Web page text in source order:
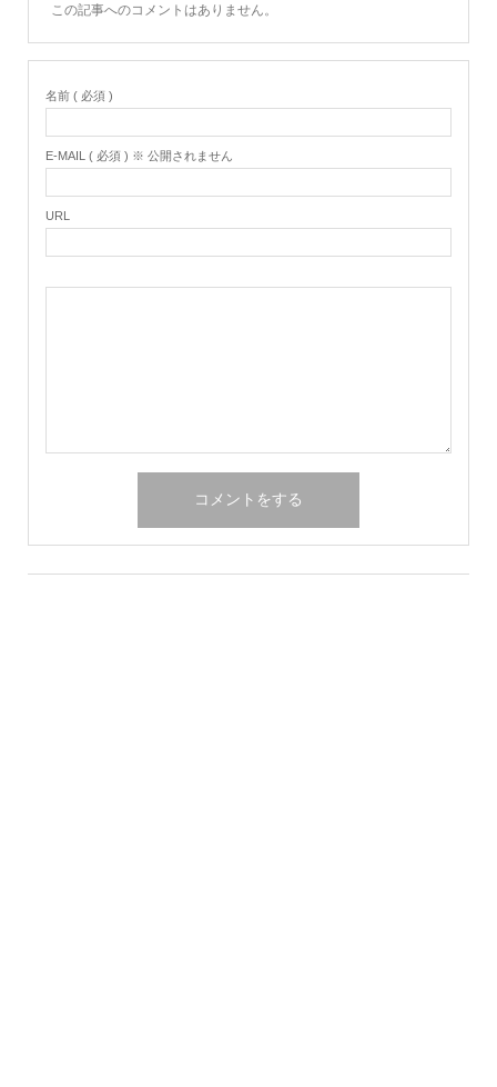
この記事へのコメントはありません。
名前 ( 必須 )
E-MAIL ( 必須 ) ※ 公開されません
URL